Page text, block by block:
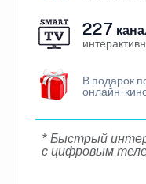
227
В подарок
онлайн-
* Быстрый
с цифровым